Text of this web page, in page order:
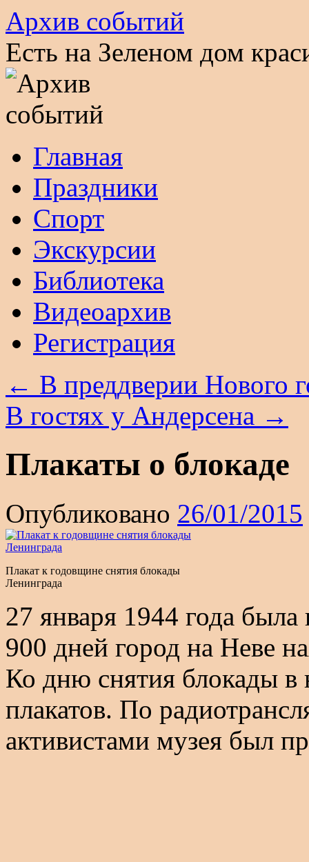
Архив событий
Есть на Зеленом дом
Перейти
содержимому
Главная
Праздники
Спорт
Экскурсии
Библиотека
Видеоархив
Регистрация
← В преддверии Нового
В гостях у Андерсена →
Плакаты о блокаде
Опубликовано 26/01/2015
Плакат к годовщине снятия блокады
Ленинграда
27 января 1944 года
900 дней город на Неве
Ко дню снятия блокады
плакатов. По
активистами музея был